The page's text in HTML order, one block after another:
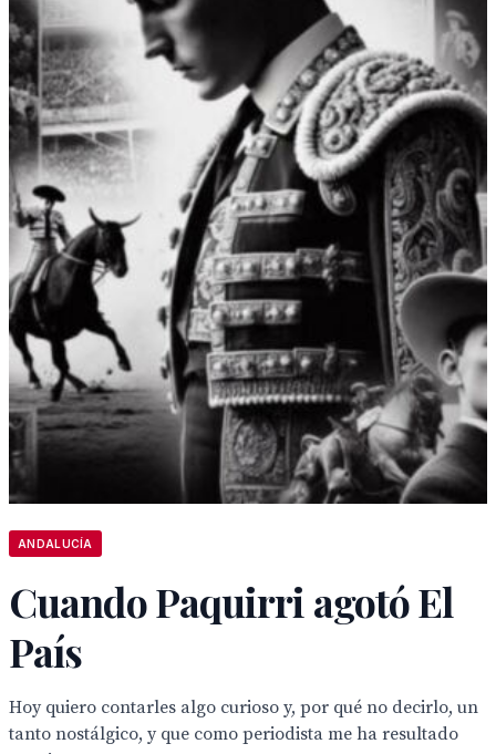
ANDALUCÍA
Cuando Paquirri agotó El
País
Hoy quiero contarles algo curioso y, por qué no decirlo, un
tanto nostálgico, y que como periodista me ha resultado